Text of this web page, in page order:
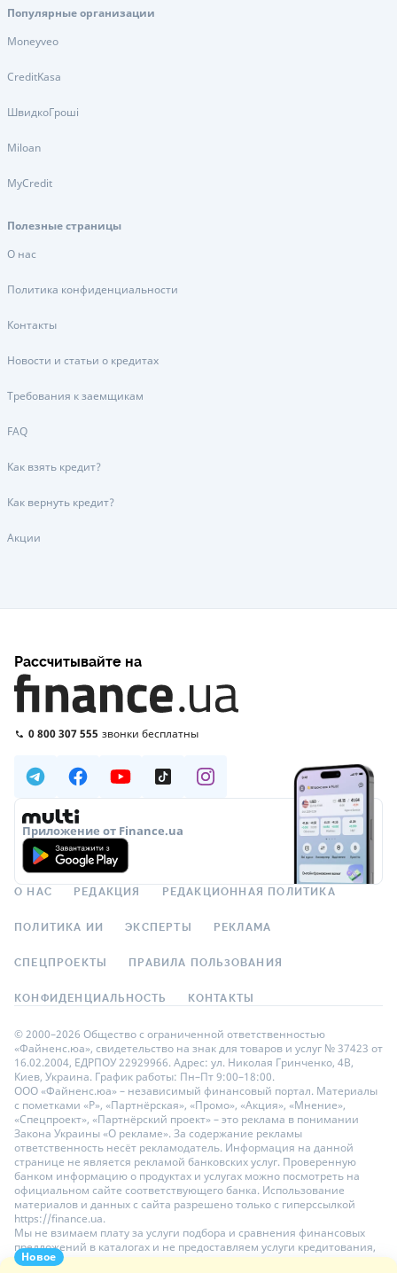
Новое
Популярные организации
Moneyveo
CreditKasa
ШвидкоГроші
Miloan
MyCredit
Полезные страницы
О нас
Политика конфиденциальности
Контакты
Новости и статьи о кредитах
Требования к заемщикам
FAQ
Как взять кредит?
Как вернуть кредит?
Акции
Рассчитывайте на
0 800 307 555 звонки бесплатны
Приложение от Finance.ua
О НАС РЕДАКЦИЯ РЕДАКЦИОННАЯ ПОЛИТИКА
ПОЛИТИКА ИИ ЭКСПЕРТЫ РЕКЛАМА
СПЕЦПРОЕКТЫ ПРАВИЛА ПОЛЬЗОВАНИЯ
КОНФИДЕНЦИАЛЬНОСТЬ КОНТАКТЫ
© 2000–2026 Общество с ограниченной ответственностью
«Файненс.юа», свидетельство на знак для товаров и услуг № 37423 от
16.02.2004, ЕДРПОУ 22929966. Адрес: ул. Николая Гринченко, 4В,
Киев, Украина. График работы: Пн–Пт 9:00–18:00.
ООО «Файненс.юа» – независимый финансовый портал. Материалы
с пометками «Р», «Партнёрская», «Промо», «Акция», «Мнение»,
«Спецпроект», «Партнёрский проект» – это реклама в понимании
Закона Украины «О рекламе». За содержание рекламы
ответственность несёт рекламодатель. Информация на данной
странице не является рекламой банковских услуг. Проверенную
банком информацию о продуктах и услугах можно посмотреть на
официальном сайте соответствующего банка. Использование
материалов и данных с сайта разрешено только с гиперссылкой
https://finance.ua.
Мы не взимаем плату за услуги подбора и сравнения финансовых
предложений в каталогах и не предоставляем услуги кредитования,
размещения депозитов и страхования. Ваши личные данные на